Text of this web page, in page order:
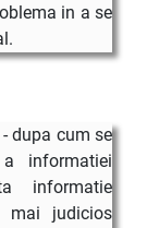
in a se
dupa cum se
informatiei
informatie
mai judicios